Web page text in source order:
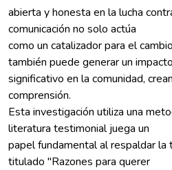
abierta y honesta en la lucha
comunicación no solo actúa
como un catalizador para el
también puede generar un impacto
significativo en la comunidad,
comprensión.
Esta investigación utiliza una
literatura testimonial juega un
papel fundamental al respaldar
titulado "Razones para querer